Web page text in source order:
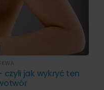
jak wykryć ten